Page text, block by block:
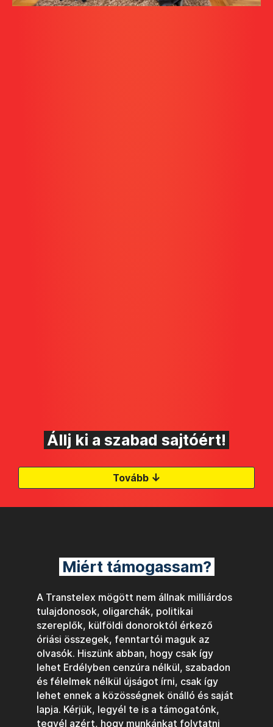
Állj ki a szabad sajtóért!
Tovább ↓
Miért támogassam?
A Transtelex mögött nem állnak milliárdos
tulajdonosok, oligarchák, politikai
szereplők, külföldi donoroktól érkező
óriási összegek, fenntartói maguk az
olvasók. Hiszünk abban, hogy csak így
lehet Erdélyben cenzúra nélkül, szabadon
és félelmek nélkül újságot írni, csak így
lehet ennek a közösségnek önálló és saját
lapja. Kérjük, legyél te is a támogatónk,
tegyél azért, hogy munkánkat folytatni